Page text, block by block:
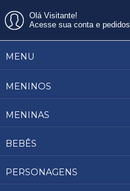
Olá Visitante!
Acesse sua conta e pedidos
MENU
MENINOS
MENINAS
BEBÊS
PERSONAGENS